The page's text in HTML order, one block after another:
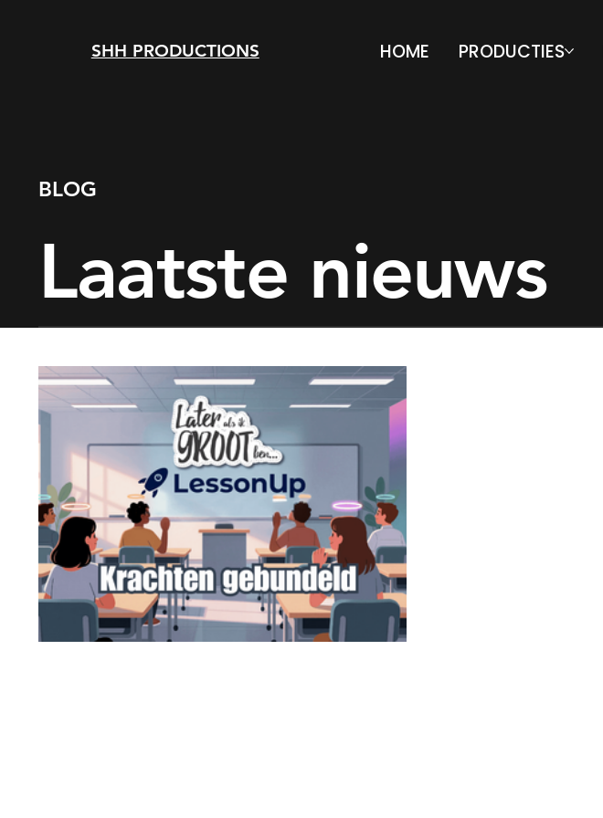
SHH PRODUCTIONS HOME PRODUCTIES
BLOG
Laatste nieuws